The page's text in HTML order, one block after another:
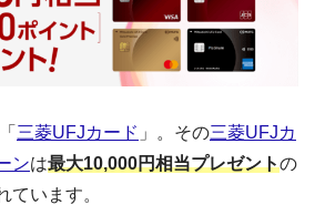
三菱UFJカード 」。その三菱UFJカ
ンは最大10,000円相当プレゼントの
ています。